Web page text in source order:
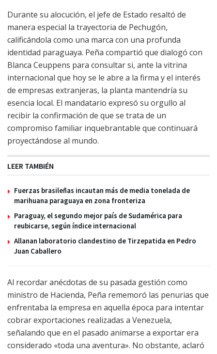
Durante su alocución, el jefe de Estado resaltó de
manera especial la trayectoria de Pechugón,
calificándola como una marca con una profunda
identidad paraguaya. Peña compartió que dialogó con
Blanca Ceuppens para consultar si, ante la vitrina
internacional que hoy se le abre a la firma y el interés
de empresas extranjeras, la planta mantendría su
esencia local. El mandatario expresó su orgullo al
recibir la confirmación de que se trata de un
compromiso familiar inquebrantable que continuará
proyectándose al mundo.
LEER TAMBIÉN
Fuerzas brasileñas incautan más de media tonelada de
marihuana paraguaya en zona fronteriza
Paraguay, el segundo mejor país de Sudamérica para
reubicarse, según índice internacional
Allanan laboratorio clandestino de Tirzepatida en Pedro
Juan Caballero
Al recordar anécdotas de su pasada gestión como
ministro de Hacienda, Peña rememoró las penurias que
enfrentaba la empresa en aquella época para intentar
cobrar exportaciones realizadas a Venezuela,
señalando que en el pasado animarse a exportar era
considerado «toda una aventura». No obstante, aclaró